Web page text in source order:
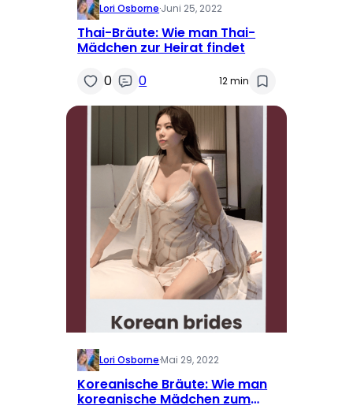
Lori Osborne·Juni 25, 2022
Thai-Bräute: Wie man Thai-
Mädchen zur Heirat findet
0
0 12 min
Lori Osborne·Mai 29, 2022
Koreanische Bräute: Wie man
koreanische Mädchen zum